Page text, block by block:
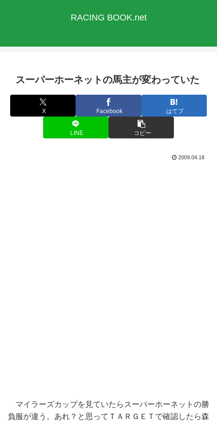
RACING BOOK.net
スーパーホーネットの馬主が変わっていた
X Facebook はてブ
LINE コピー
2009.04.18
マイラーズカップを見ていたらスーパーホーネットの勝
負服が違う。あれ？と思ってＴＡＲＧＥＴで確認したら森